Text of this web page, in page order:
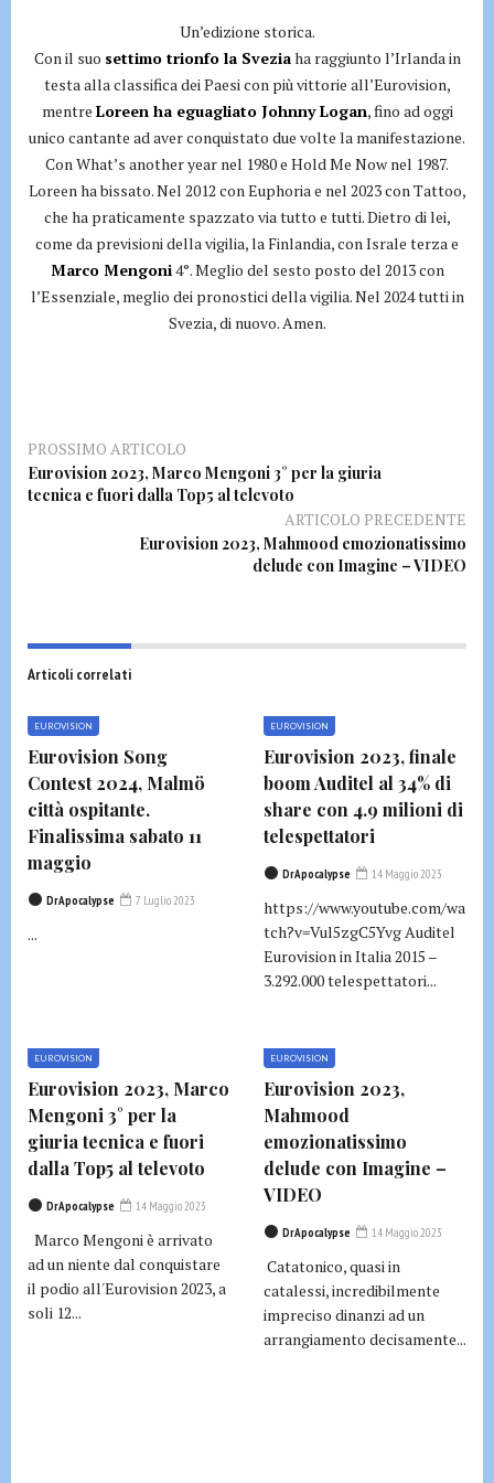
Un’edizione storica.
Con il suo settimo trionfo la Sveziaha raggiunto l’Irlanda in
testa alla classifica dei Paesi con più vittorie all’Eurovision,
mentre Loreen ha eguagliato Johnny Logan, fino ad oggi
unico cantante ad aver conquistato due volte la manifestazione.
Con What’s another year nel 1980 e Hold Me Now nel 1987.
Loreen ha bissato. Nel 2012 con Euphoria e nel 2023 con Tattoo,
che ha praticamente spazzato via tutto e tutti. Dietro di lei,
come da previsioni della vigilia, la Finlandia, con Israle terza e
Marco Mengoni4°. Meglio del sesto posto del 2013 con
l’Essenziale, meglio dei pronostici della vigilia. Nel 2024 tutti in
Svezia, di nuovo. Amen.
PROSSIMO ARTICOLO
Eurovision 2023, Marco Mengoni 3° per la giuria
tecnica e fuori dalla Top5 al televoto
ARTICOLO PRECEDENTE
Eurovision 2023, Mahmood emozionatissimo
delude con Imagine – VIDEO
Articoli correlati
EUROVISION
Eurovision Song
Contest 2024, Malmö
città ospitante.
Finalissima sabato 11
maggio
DrApocalypse 7 Luglio 2023
...
EUROVISION
Eurovision 2023, finale
boom Auditel al 34% di
share con 4.9 milioni di
telespettatori
DrApocalypse 14 Maggio 2023
https://www.youtube.com/wa
tch?v=Vul5zgC5Yvg Auditel
Eurovision in Italia 2015 –
3.292.000 telespettatori...
EUROVISION
Eurovision 2023, Marco
Mengoni 3° per la
giuria tecnica e fuori
dalla Top5 al televoto
DrApocalypse 14 Maggio 2023
Marco Mengoni è arrivato
ad un niente dal conquistare
il podio all'Eurovision 2023, a
soli 12...
EUROVISION
Eurovision 2023,
Mahmood
emozionatissimo
delude con Imagine –
VIDEO
DrApocalypse 14 Maggio 2023
Catatonico, quasi in
catalessi, incredibilmente
impreciso dinanzi ad un
arrangiamento decisamente...